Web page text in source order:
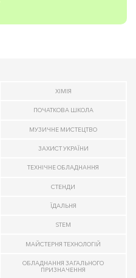
ХІМІЯ
ПОЧАТКОВА ШКОЛА
МУЗИЧНЕ МИСТЕЦТВО
ЗАХИСТ УКРАЇНИ
ТЕХНІЧНЕ ОБЛАДНАННЯ
СТЕНДИ
ЇДАЛЬНЯ
STEM
МАЙСТЕРНЯ ТЕХНОЛОГІЙ
ОБЛАДНАННЯ ЗАГАЛЬНОГО
ПРИЗНАЧЕННЯ